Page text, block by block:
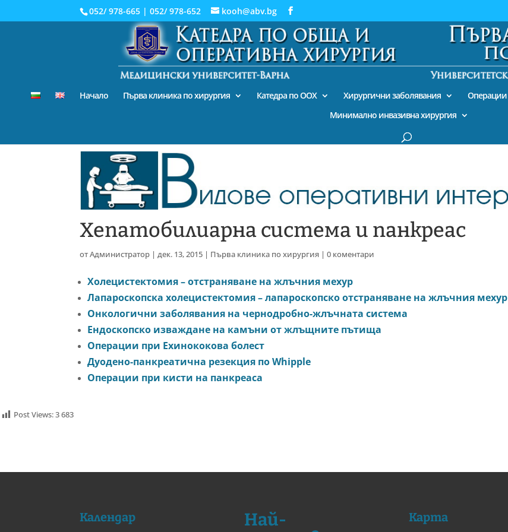
052/ 978-665 |052/ 978-652 kooh@abv.bg
Начало Първа клиника по хирургия Катедра по ООХ Хирургични заболявания Операции
Минимално инвазивна хирургия
Хепатобилиарна система и панкреас
отАдминистратор |дек. 13, 2015 | Първа клиника по хирургия |0 коментари
Холецистектомия – отстраняване на жлъчния мехур
Лапароскопска холецистектомия – лапароскопско отстраняване на жлъчния мехур
Oнкологични заболявания на чернодробно-жлъчната система
Ендоскопско изваждане на камъни от жлъщните пътища
Операции при Ехинококова болест
Дуодено-панкреатична резекция по Whipple
Операции при кисти на панкреаса
Post Views:3 683
Календар
Най-
Карта